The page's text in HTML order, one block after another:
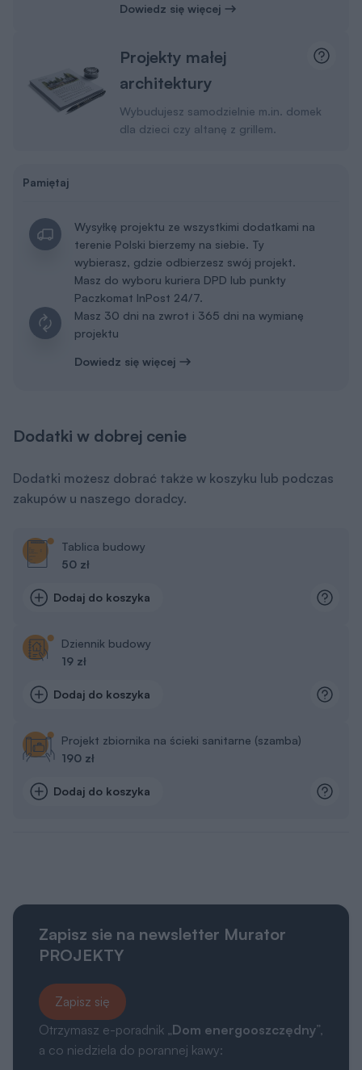
Dowiedz się więcej
Projekty małej
architektury
Wybudujesz samodzielnie m.in. domek
dla dzieci czy altanę z grillem.
Pamiętaj
Wysyłkę projektu ze wszystkimi dodatkami na
terenie Polski bierzemy na siebie. Ty
wybierasz, gdzie odbierzesz swój projekt.
Masz do wyboru kuriera DPD lub punkty
Paczkomat InPost 24/7.
Masz 30 dni na zwrot i 365 dni na wymianę
projektu
Dowiedz się więcej
Dodatki w dobrej cenie
Dodatki możesz dobrać także w koszyku lub podczas
zakupów u naszego doradcy.
Tablica budowy
50 zł
Dodaj do koszyka
Dziennik budowy
19 zł
Dodaj do koszyka
Projekt zbiornika na ścieki sanitarne (szamba)
190 zł
Dodaj do koszyka
Zapisz sie na newsletter Murator
PROJEKTY
Zapisz się
Otrzymasz e-poradnik „Dom energooszczędny”,
a co niedziela do porannej kawy: